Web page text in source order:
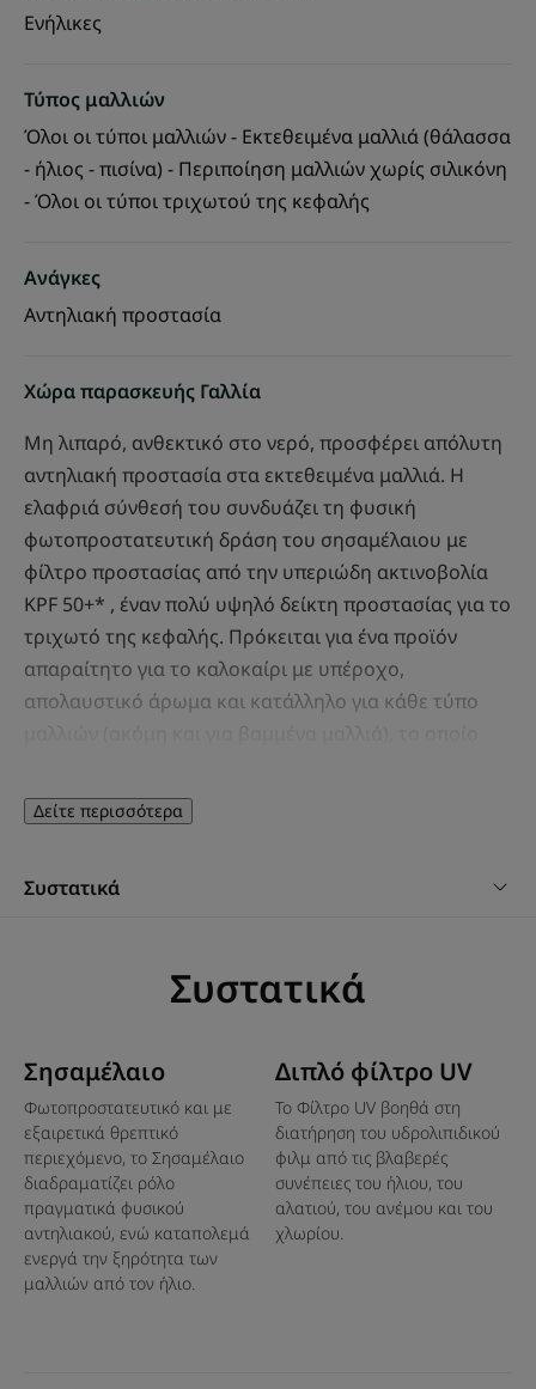
Ενήλικες
Τύπος μαλλιών
Όλοι οι τύποι μαλλιών - Εκτεθειμένα μαλλιά (θάλασσα
- ήλιος - πισίνα) - Περιποίηση μαλλιών χωρίς σιλικόνη
- Όλοι οι τύποι τριχωτού της κεφαλής
Ανάγκες
Αντηλιακή προστασία
Χώρα παρασκευής Γαλλία
Μη λιπαρό, ανθεκτικό στο νερό, προσφέρει απόλυτη
αντηλιακή προστασία στα εκτεθειμένα μαλλιά. Η
ελαφριά σύνθεσή του συνδυάζει τη φυσική
φωτοπροστατευτική δράση του σησαμέλαιου με
φίλτρο προστασίας από την υπεριώδη ακτινοβολία
KPF 50+* , έναν πολύ υψηλό δείκτη προστασίας για το
τριχωτό της κεφαλής. Πρόκειται για ένα προϊόν
απαραίτητο για το καλοκαίρι με υπέροχο,
απολαυστικό άρωμα και κατάλληλο για κάθε τύπο
μαλλιά χωρίς να τα βαραίνει Χωρίς σιλικόνη.
Πλεονέκτημα
René Furterer. Πρόκειται για τον μοναδικό δείκτη που
προσδιορίζει ποσοτικά τον βαθμό προστασίας των
προστασίας SPF για το δέρμα, ο KPF 50+ είναι ο
ΥΨΗΛΟΤΕΡΟΣ ΔΕΙΚΤΗΣ ΠΡΟΣΤΑΣΙΑΣ για τα μαλλιά.
Οφέλη
• Πολύ υψηλή προστασία από την υπεριώδη
ακτινοβολία : κατοχυρωμένος δείκτης προστασίας KPF
50+* .
• Ενυδατική δράση : αποτρέπει την αφυδάτωση των
Δείτε περισσότερα
Συστατικά
Συστατικά
Σησαμέλαιο
Φωτοπροστατευτικό και με
εξαιρετικά θρεπτικό
περιεχόμενο, το Σησαμέλαιο
διαδραματίζει ρόλο
πραγματικά φυσικού
αντηλιακού, ενώ καταπολεμά
ενεργά την ξηρότητα των
μαλλιών από τον ήλιο.
Διπλό φίλτρο UV
Το Φίλτρο UV βοηθά στη
διατήρηση του υδρολιπιδικού
φιλμ από τις βλαβερές
συνέπειες του ήλιου, του
αλατιού, του ανέμου και του
χλωρίου.